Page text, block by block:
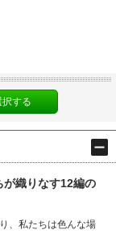
する
織りなす12編の
、私たちは色んな場